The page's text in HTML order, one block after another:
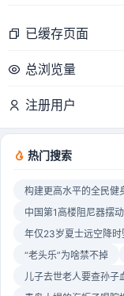
已缓存页面
总浏览量
注册用户
热门搜索
构建更高水平的全民健
中国第1高楼阻尼器摆
年仅23岁夏士远空降时
“老头乐”为啥禁不掉
儿子去世老人要查孙子